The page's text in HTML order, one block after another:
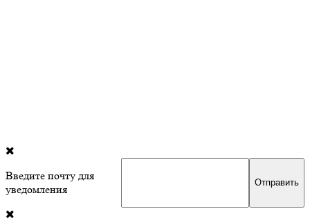
Введите почту для
уведомления